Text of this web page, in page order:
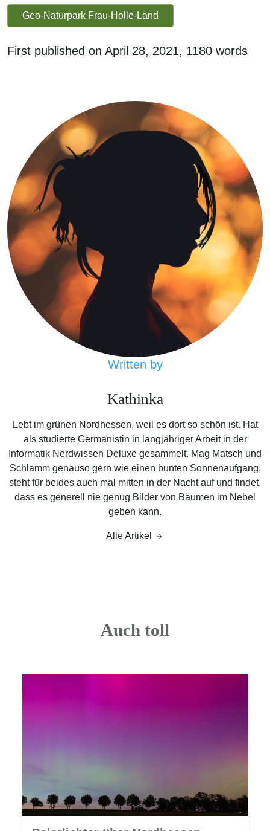
Geo-Naturpark Frau-Holle-Land
First published on April 28, 2021, 1180 words
Written by
Kathinka
Lebt im grünen Nordhessen, weil es dort so schön ist. Hat
als studierte Germanistin in langjähriger Arbeit in der
Informatik Nerdwissen Deluxe gesammelt. Mag Matsch und
Schlamm genauso gern wie einen bunten Sonnenaufgang,
steht für beides auch mal mitten in der Nacht auf und findet,
dass es generell nie genug Bilder von Bäumen im Nebel
geben kann.
Alle Artikel
Auch toll